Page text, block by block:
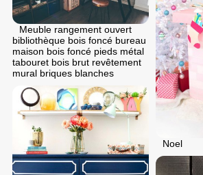
Meuble rangement ouvert
bibliothèque bois foncé bureau
maison bois foncé pieds métal
tabouret bois brut revêtement
mural briques blanches
Noel